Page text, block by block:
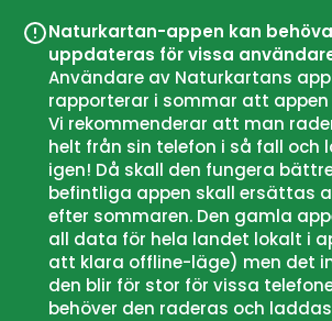
Naturkartan-appen kan behöva
uppdateras för vissa
Användare av Naturkartans
rapporterar i sommar att appen
Vi rekommenderar att man
helt från sin telefon i så fall och
igen! Då skall den fungera
befintliga appen skall ersättas
efter sommaren. Den gamla
all data för hela landet lokalt i
att klara offline-läge) men det
den blir för stor för vissa
behöver den raderas och